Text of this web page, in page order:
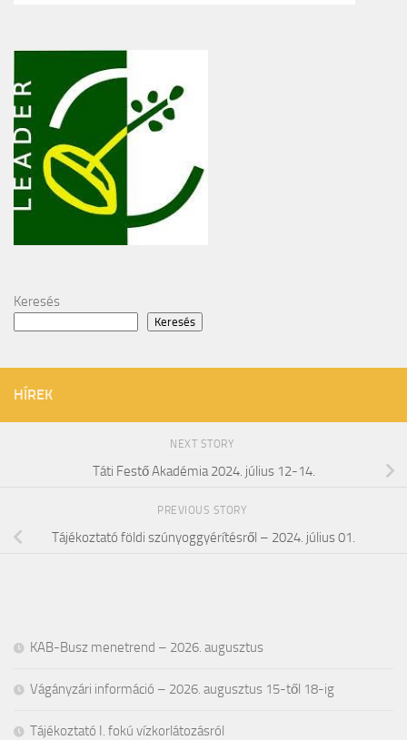
Keresés
Keresés
HÍREK
NEXT STORY
Táti Festő Akadémia 2024. július 12-14.
PREVIOUS STORY
Tájékoztató földi szúnyoggyérítésről – 2024. július 01.
KAB-Busz menetrend – 2026. augusztus
Vágányzári információ – 2026. augusztus 15-től 18-ig
Tájékoztató I. fokú vízkorlátozásról